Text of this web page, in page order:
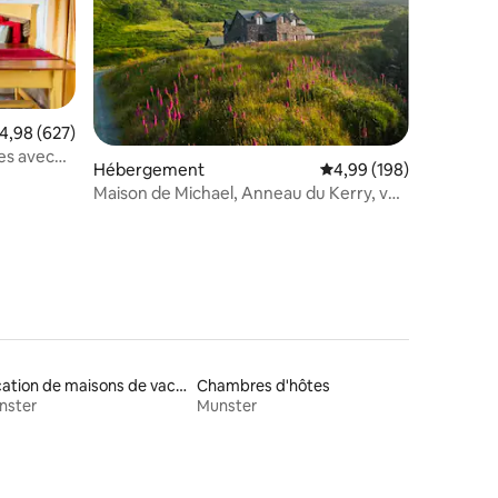
: 4,98 sur 5
moyenne sur la base de 627 commentaires : 4,98 sur 5
4,98 (627)
avec
Hébergement Évaluation moyenne
4,99 (198)
Maison de Michael, Anneau du Kerry, vue
Location de maisons de vacances Chambres d'hôtes
Munster